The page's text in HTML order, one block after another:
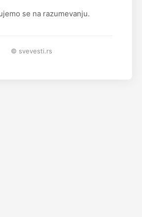
se na razumevanju.
© svevesti.rs